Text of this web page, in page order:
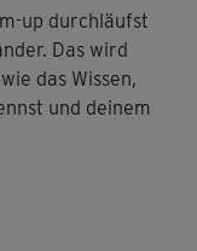
up durchläufst
Das wird
das Wissen,
und deinem